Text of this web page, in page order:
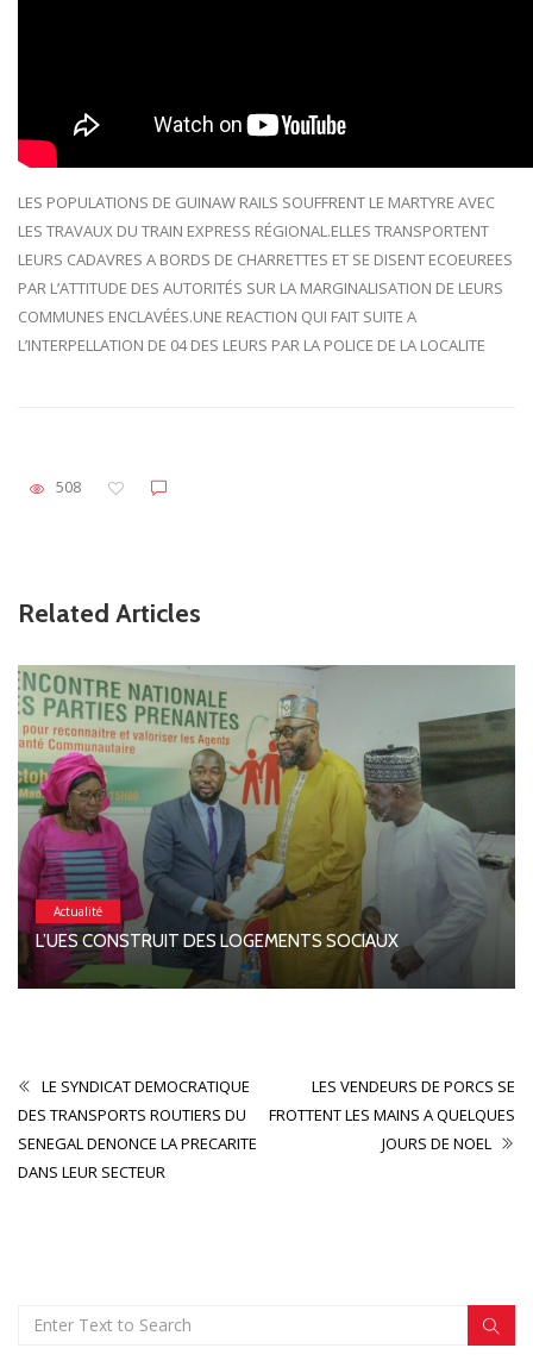
LES POPULATIONS DE GUINAW RAILS SOUFFRENT LE MARTYRE AVEC
LES TRAVAUX DU TRAIN EXPRESS RÉGIONAL.ELLES TRANSPORTENT
LEURS CADAVRES A BORDS DE CHARRETTES ET SE DISENT ECOEUREES
PAR L’ATTITUDE DES AUTORITÉS SUR LA MARGINALISATION DE LEURS
COMMUNES ENCLAVÉES.UNE REACTION QUI FAIT SUITE A
L’INTERPELLATION DE 04 DES LEURS PAR LA POLICE DE LA LOCALITE
508
Related Articles
Actualité
L’UES CONSTRUIT DES LOGEMENTS SOCIAUX
LE SYNDICAT DEMOCRATIQUE
DES TRANSPORTS ROUTIERS DU
SENEGAL DENONCE LA PRECARITE
DANS LEUR SECTEUR
LES VENDEURS DE PORCS SE
FROTTENT LES MAINS A QUELQUES
JOURS DE NOEL